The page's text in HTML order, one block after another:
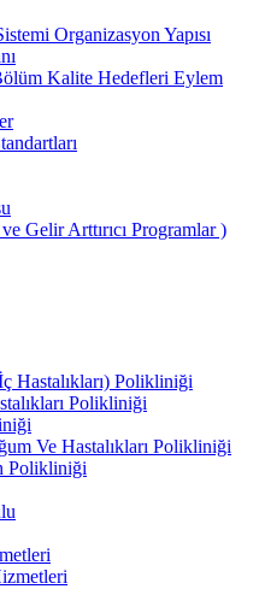
Organizasyon Yapısı
Kalite Hedefleri Eylem
Gelir Arttırıcı Programlar )
Hastalıkları) Polikliniği
Polikliniği
Ve Hastalıkları Polikliniği
Polikliniği